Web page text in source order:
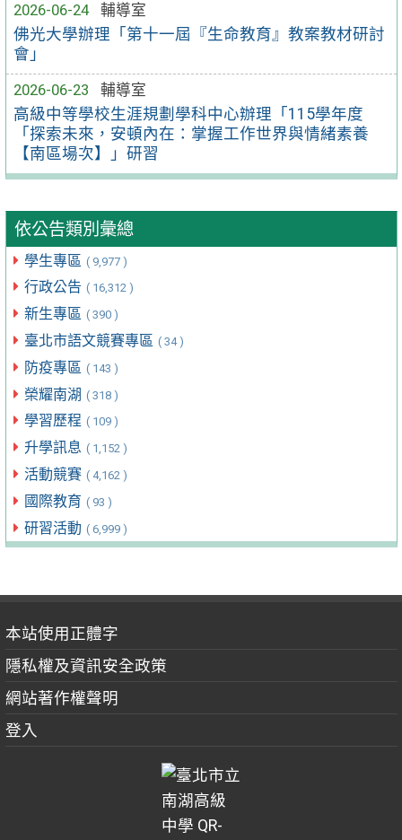
2026-06-24
輔導室
佛光大學辦理「第十一屆『生命教育』教案教材研討
會」
2026-06-23
輔導室
高級中等學校生涯規劃學科中心辦理「115學年度
「探索未來，安頓內在：掌握工作世界與情緒素養
【南區場次】」研習
依公告類別彙總
學生專區 ( 9,977 )
行政公告 ( 16,312 )
新生專區 ( 390 )
臺北市語文競賽專區 ( 34 )
防疫專區 ( 143 )
榮耀南湖 ( 318 )
學習歷程 ( 109 )
升學訊息 ( 1,152 )
活動競賽 ( 4,162 )
國際教育 ( 93 )
研習活動 ( 6,999 )
本站使用正體字
隱私權及資訊安全政策
網站著作權聲明
登入